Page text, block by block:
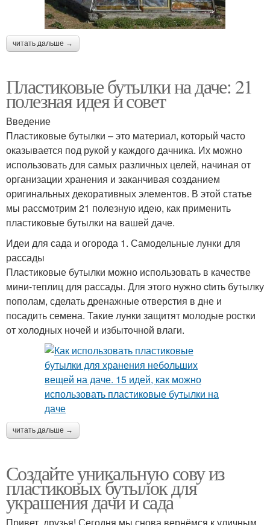
читать дальше →
Пластиковые бутылки на даче: 21
полезная идея и совет
Введение
Пластиковые бутылки – это материал, который часто
оказывается под рукой у каждого дачника. Их можно
использовать для самых различных целей, начиная от
организации хранения и заканчивая созданием
оригинальных декоративных элементов. В этой статье
мы рассмотрим 21 полезную идею, как применить
пластиковые бутылки на вашей даче.
Идеи для сада и огорода 1. Самодельные лунки для
рассады
Пластиковые бутылки можно использовать в качестве
мини-теплиц для рассады. Для этого нужно ctить бутылку
пополам, сделать дренажные отверстия в дне и
посадить семена. Такие лунки защитят молодые ростки
от холодных ночей и избыточной влаги.
читать дальше →
Создайте уникальную сову из
пластиковых бутылок для
украшения дачи и сада
Привет, друзья! Сегодня мы снова вернёмся к уличным